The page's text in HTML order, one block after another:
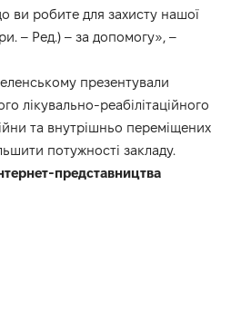
ви робите для захисту нашої
– Ред.) – за допомогу», –
презентували
лікувально-реабілітаційного
та внутрішньо переміщених
потужності закладу.
представництва